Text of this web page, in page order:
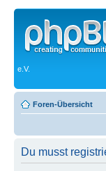
e.V.
Foren-Übersicht
Du musst